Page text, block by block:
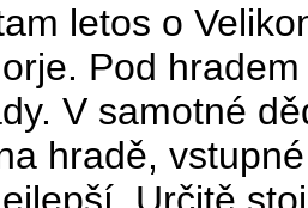
letos o
Pod
V samotné
hradě,